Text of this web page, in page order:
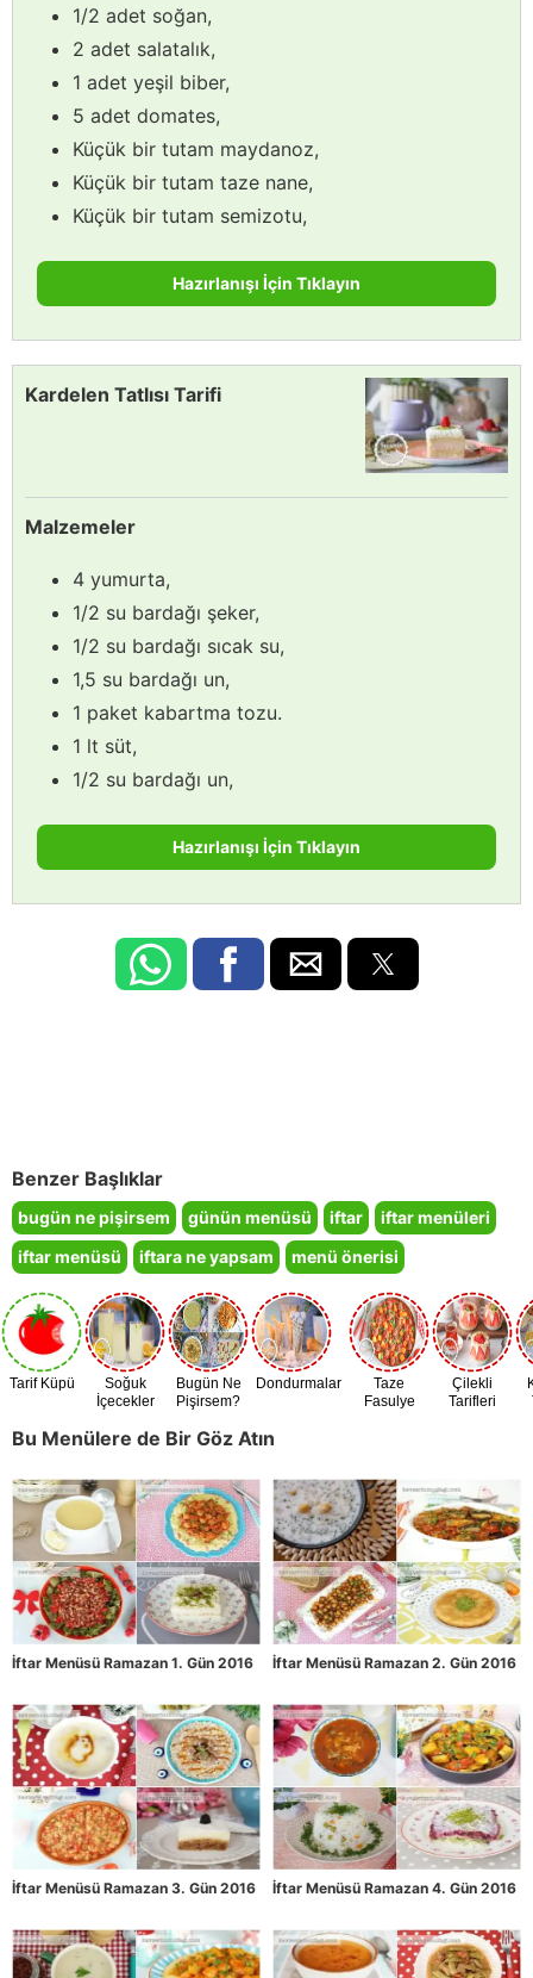
1/2 adet soğan,
2 adet salatalık,
1 adet yeşil biber,
5 adet domates,
Küçük bir tutam maydanoz,
Küçük bir tutam taze nane,
Küçük bir tutam semizotu,
Hazırlanışı İçin Tıklayın
Kardelen Tatlısı Tarifi
Malzemeler
4 yumurta,
1/2 su bardağı şeker,
1/2 su bardağı sıcak su,
1,5 su bardağı un,
1 paket kabartma tozu.
1 lt süt,
1/2 su bardağı un,
Hazırlanışı İçin Tıklayın
Benzer Başlıklar
bugün ne pişirsem günün menüsü iftar
iftar menüleri
iftar menüsü
iftara ne yapsam menü önerisi
Tarif Küpü
Soğuk
İçecekler
Bugün Ne
Pişirsem?
Dondurmalar
Taze
Fasulye
Çilekli
Tarifleri
Bu Menülere de Bir Göz Atın
İftar Menüsü Ramazan 1. Gün 2016 İftar Menüsü Ramazan 2. Gün 2016
İftar Menüsü Ramazan 3. Gün 2016 İftar Menüsü Ramazan 4. Gün 2016